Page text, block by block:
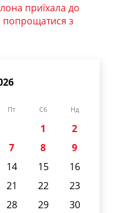
приїхала до
попрощатися з
Пт Сб Нд
1
2
7 8
9
14 15
16
21 22
23
28 29
30